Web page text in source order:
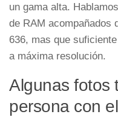
un gama alta.
de RAM acompañados
636, mas que
a máxima resolución.
Algunas fotos
persona con